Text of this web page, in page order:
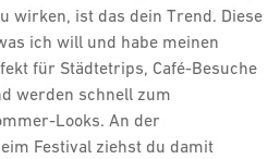
wirken, ist das dein Trend. Diese
ich will und habe meinen
für Städtetrips, Café-Besuche
werden schnell zum
Looks. An der
Festival ziehst du damit